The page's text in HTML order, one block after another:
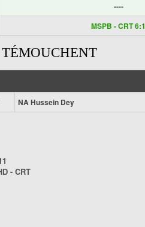
----
MSPB - CRT 6:1
NA Hussein Dey
- CRT